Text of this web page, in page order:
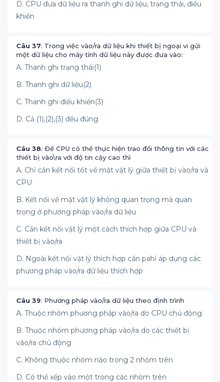
D. CPU đưa dữ liệu ra thanh ghi dữ liệu, trạng thái, điều
khiển
Câu 37: Trong việc vào/ra dữ liệu khi thiết bị ngoại vi gửi
một dữ liệu cho máy tính dữ liệu này được đưa vào:
A. Thanh ghi trạng thái(1)
B. Thanh ghi dữ liệu(2)
C. Thanh ghi điều khiển(3)
D. Cả (1),(2),(3) đều đúng
Câu 38: Để CPU có thể thực hiện trao đổi thông tin với các
thiết bị vào\ra với độ tin cậy cao thì
A. Chỉ cần kết nối tốt về mặt vật lý giữa thiết bị vào/ra và
CPU
B. Kết nối về mặt vật lý không quan trọng mà quan
trọng ở phương pháp vào/ra dữ liệu
C. Cần kết nối vật lý một cách thích hợp giữa CPU và
thiết bị vào/ra
D. Ngoài kết nối vật lý thích hợp cần pahỉ áp dụng các
phương pháp vào/ra dữ liệu thích hợp
Câu 39: Phương pháp vào/ra dữ liệu theo định trình
A. Thuộc nhóm phương pháp vào/ra do CPU chủ động
B. Thuộc nhóm phương pháp vào/ra do các thiết bị
vào/ra chủ động
C. Không thuộc nhóm nào trong 2 nhóm trên
D. Có thể xếp vào một trong các nhóm trên